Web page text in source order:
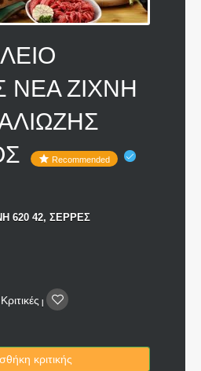
ΝΕΑ ΖΙΧΝΗ
Recommended
620 42, ΣΕΡΡΕΣ
|
κριτικής